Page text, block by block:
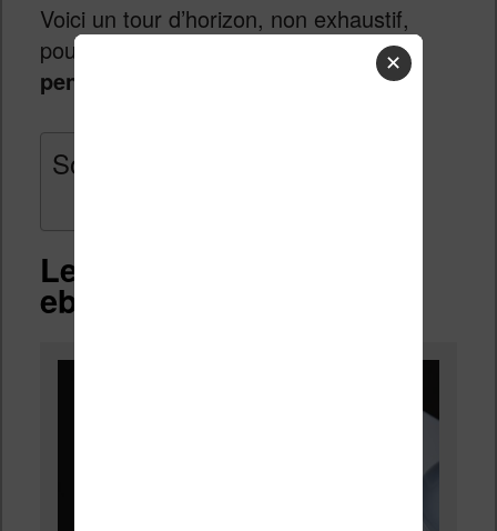
Voici un tour d’horizon, non exhaustif,
pour
vous divertir et vous cultiver
pendant cette période difficile.
Sommaire
Lecture : passez aux
ebooks
✕